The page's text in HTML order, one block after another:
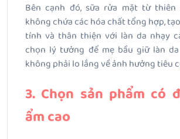
Bên cạnh đó, sữa rửa mặt từ
không chứa các hóa chất tổng hợp,
tính và thân thiện với làn da nhạy
chọn lý tưởng để mẹ bầu giữ làn
không phải lo lắng về ảnh hưởng tiêu
3. Chọn sản phẩm có
ẩm cao